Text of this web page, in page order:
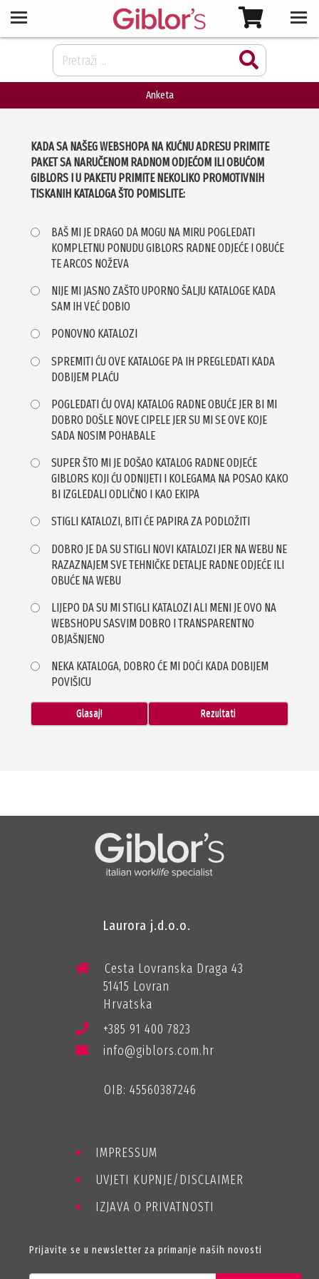
Anketa
KADA SA NAŠEG WEBSHOPA NA KUĆNU ADRESU PRIMITE
PAKET SA NARUČENOM RADNOM ODJEĆOM ILI OBUĆOM
GIBLORS I U PAKETU PRIMITE NEKOLIKO PROMOTIVNIH
TISKANIH KATALOGA ŠTO POMISLITE:
BAŠ MI JE DRAGO DA MOGU NA MIRU POGLEDATI
KOMPLETNU PONUDU GIBLORS RADNE ODJEĆE I OBUĆE
TE ARCOS NOŽEVA
NIJE MI JASNO ZAŠTO UPORNO ŠALJU KATALOGE KADA
SAM IH VEĆ DOBIO
PONOVNO KATALOZI
SPREMITI ĆU OVE KATALOGE PA IH PREGLEDATI KADA
DOBIJEM PLAĆU
POGLEDATI ĆU OVAJ KATALOG RADNE OBUĆE JER BI MI
DOBRO DOŠLE NOVE CIPELE JER SU MI SE OVE KOJE
SADA NOSIM POHABALE
SUPER ŠTO MI JE DOŠAO KATALOG RADNE ODJEĆE
GIBLORS KOJI ĆU ODNIJETI I KOLEGAMA NA POSAO KAKO
BI IZGLEDALI ODLIČNO I KAO EKIPA
STIGLI KATALOZI, BITI ĆE PAPIRA ZA PODLOŽITI
DOBRO JE DA SU STIGLI NOVI KATALOZI JER NA WEBU NE
RAZAZNAJEM SVE TEHNIČKE DETALJE RADNE ODJEĆE ILI
OBUĆE NA WEBU
LIJEPO DA SU MI STIGLI KATALOZI ALI MENI JE OVO NA
WEBSHOPU SASVIM DOBRO I TRANSPARENTNO
OBJAŠNJENO
NEKA KATALOGA, DOBRO ĆE MI DOĆI KADA DOBIJEM
POVIŠICU
Laurora j.d.o.o.
Cesta Lovranska Draga 43
51415 Lovran
Hrvatska
+385 91 400 7823
info@giblors.com.hr
OIB: 45560387246
IMPRESSUM
UVJETI KUPNJE/DISCLAIMER
IZJAVA O PRIVATNOSTI
Prijavite se u newsletter za primanje naših novosti